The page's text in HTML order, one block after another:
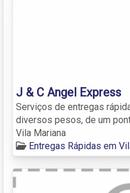
J & C Angel Express
Serviços de entregas
diversos pesos, de um
Vila Mariana
Entregas Rápidas em